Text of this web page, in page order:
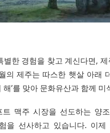
별한 경험을 찾고 계신다면,
의 제주는 따스한 햇살 아래
’를 맞아 문화유산과 함께
트 맥주 시장을 선도하는 양
을 선사하고 있습니다. 이